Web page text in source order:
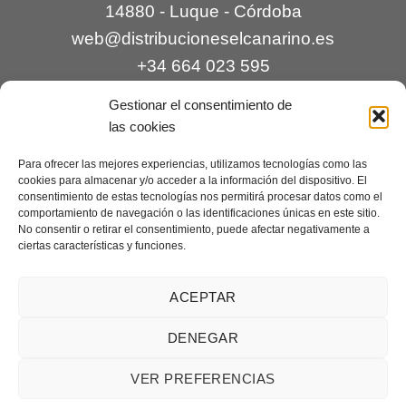
Gestionar el consentimiento de
las cookies
Para ofrecer las mejores experiencias, utilizamos tecnologías como las
cookies para almacenar y/o acceder a la información del dispositivo. El
consentimiento de estas tecnologías nos permitirá procesar datos como el
comportamiento de navegación o las identificaciones únicas en este sitio.
No consentir o retirar el consentimiento, puede afectar negativamente a
ciertas características y funciones.
ACEPTAR
DENEGAR
VER PREFERENCIAS
14880 - Luque - Córdoba
web@distribucioneselcanarino.es
+34 664 023 595
Contacto|Incidencias|Devoluciones |
Condiciones generales
Mantenimiento web a cargo deCreaciones Digitales – mantenimiento web
Política de privacidad |Condiciones generales de